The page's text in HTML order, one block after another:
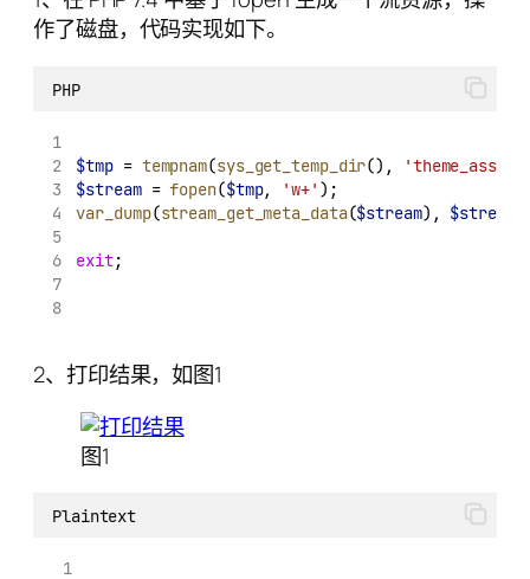
作了磁盘，代码实现如下。
PHP
$tmp = tempnam(sys_get_temp_dir(),
$stream = fopen($tmp, 'w+' );
var_dump(stream_get_meta_data($stream), $stream
exit;
2、打印结果，如图1
图1
Plaintext